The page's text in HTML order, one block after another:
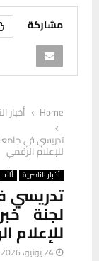
مشاركة
Home
أخبار
تدريسي في
للإعلام الرقمي
أخبار الناصرية
تدريسي
لجنة
للإعلام
24 يونيو، 2026